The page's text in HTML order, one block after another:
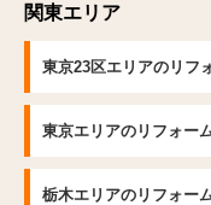
関東エリア
東京23区エリアのリフ
東京エリアのリフォー
栃木エリアのリフォー